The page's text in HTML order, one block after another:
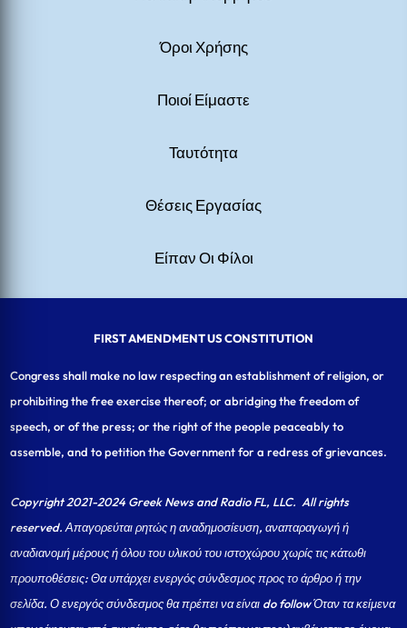
Όροι Χρήσης
Ποιοί Είμαστε
Ταυτότητα
Θέσεις Εργασίας
Είπαν Οι Φίλοι
FIRST AMENDMENT US CONSTITUTION
Congress shall make no law respecting an establishment of religion, or
prohibiting the free exercise thereof; or abridging the freedom of
speech, or of the press; or the right of the people peaceably to
assemble, and to petition the Government for a redress of grievances.
Copyright 2021-2024 Greek News and Radio FL, LLC. All rights
reserved. Απαγορεύται ρητώς η αναδημοσίευση, αναπαραγωγή ή
αναδιανομή μέρους ή όλου του υλικού του ιστοχώρου χωρίς τις κάτωθι
προυποθέσεις: Θα υπάρχει ενεργός σύνδεσμος προς το άρθρο ή την
σελίδα.Ο ενεργός σύνδεσμος θα πρέπει να είναι do follow Όταν τα κείμενα